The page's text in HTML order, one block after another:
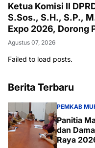
Ketua Komisi II
S.Sos., S.H., S.P.,
Expo 2026, Dorong
Agustus 07, 2026
Failed to load posts.
Berita Terbaru
PEMKAB
Panitia
dan
Raya